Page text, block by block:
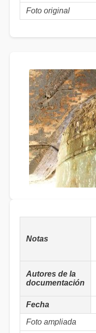
Foto original
Notas
Autores de la
documentación
Fecha
Foto ampliada